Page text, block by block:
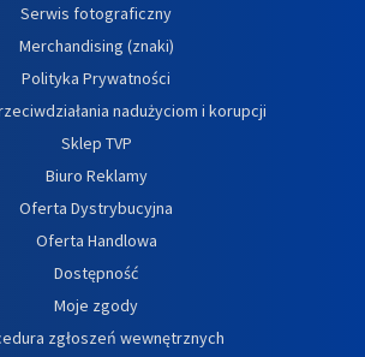
Serwis fotograficzny
Merchandising (znaki)
Polityka Prywatności
nadużyciom i korupcji
Sklep TVP
Biuro Reklamy
Oferta Dystrybucyjna
Oferta Handlowa
Dostępność
Moje zgody
zgłoszeń wewnętrznych